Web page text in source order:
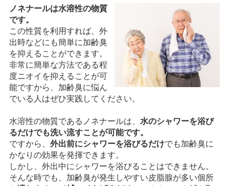
ノネナールは水溶性の物質
です。
この性質を利用すれば、外
出時などにも簡単に加齢臭
を抑えることができます。
非常に簡単な方法である程
度ニオイを抑えることが可
能ですから、加齢臭に悩ん
でいる人はぜひ実践してください。
水溶性の物質であるノネナールは、 水のシャワーを浴び
るだけでも洗い流すことが可能です。
ですから、 外出前にシャワーを浴びるだけでも加齢臭に
かなりの効果を発揮できます。
しかし、外出中にシャワーを浴びることはできません。
そんな時でも、加齢臭が発生しやすい皮脂腺が多い個所